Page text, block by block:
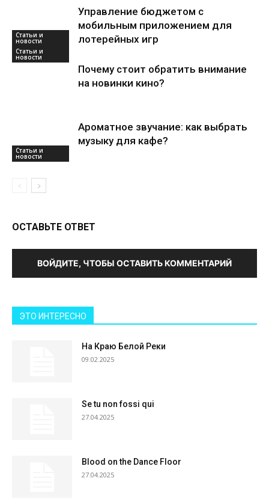
Управление бюджетом с
мобильным приложением для
лотерейных игр
Статьи и
новости
Почему стоит обратить внимание
на новинки кино?
Ароматное звучание: как выбрать
музыку для кафе?
ОСТАВЬТЕ ОТВЕТ
ВОЙДИТЕ, ЧТОБЫ ОСТАВИТЬ КОММЕНТАРИЙ
ЭТО ИНТЕРЕСНО
На Краю Белой Реки
09.02.2025
Se tu non fossi qui
27.04.2025
Blood on the Dance Floor
27.04.2025